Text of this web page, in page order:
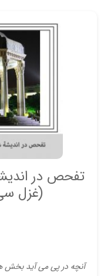
تفحص در
(غزل
آنچه در پی می آید بخش